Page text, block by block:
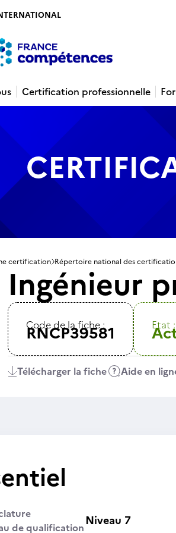
Certification professionnelle
certification Répertoire national des
Ingénieur
Code de la fiche :
RNCP39581 Etat :
Télécharger la fiche Aide en
de qualificationNiveau 7